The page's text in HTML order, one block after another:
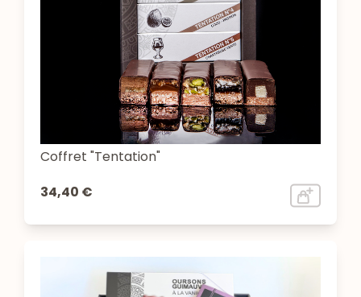
Coffret "Tentation"
34,40 €